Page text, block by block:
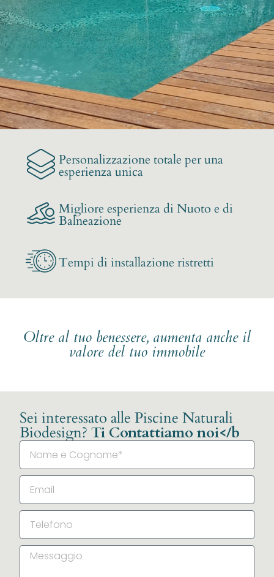
Personalizzazione totale per una
esperienza unica
Migliore esperienza di Nuoto e di
Balneazione
Tempi di installazione ristretti
Oltre al tuo benessere, aumenta anche il
valore del tuo immobile
Sei interessato alle Piscine Naturali
Biodesign? Ti Contattiamo noi</b